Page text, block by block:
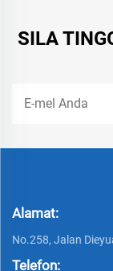
SILA
Alamat:
No.258, Jalan
Telefon: